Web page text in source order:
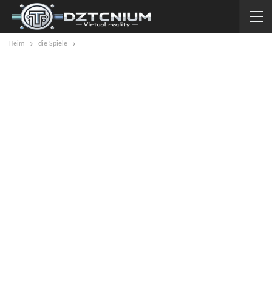
Heim die Spiele